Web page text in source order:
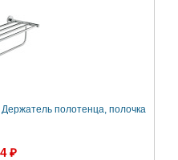
полотенца, полочка
₽